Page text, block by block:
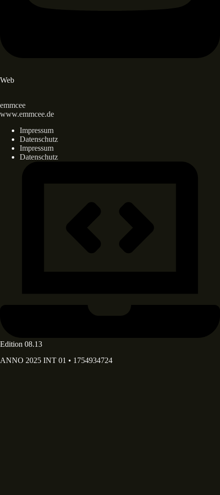
Web
emmcee
www.emmcee.de
Impressum
Datenschutz
Impressum
Datenschutz
Edition 08.13
ANNO 2025 INT 01 • 1754934724